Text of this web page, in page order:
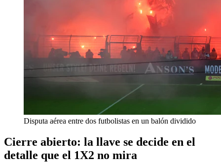
Disputa aérea entre dos futbolistas en un balón dividido
Cierre abierto: la llave se decide en el
detalle que el 1X2 no mira